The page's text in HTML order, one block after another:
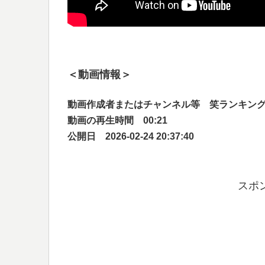
＜動画情報＞
動画作成者またはチャンネル等 笑ランキン
動画の再生時間 00:21
公開日 2026-02-24 20:37:40
スポ